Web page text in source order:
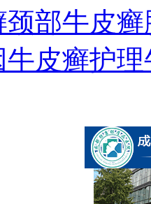
颈部牛皮癣
牛皮癣护理